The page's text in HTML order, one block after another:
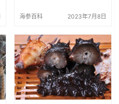
海参百科 2023年7月8日